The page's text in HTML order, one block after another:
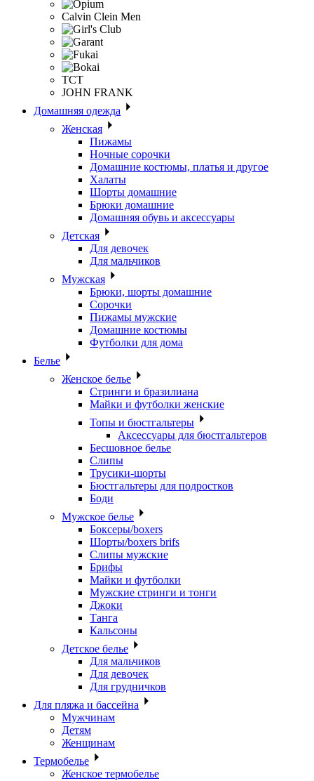
Calvin Clein Men
ТСТ
JOHN FRANK
Домашняя одежда
Женская
Пижамы
Ночные сорочки
Домашние костюмы, платья и другое
Халаты
Шорты домашние
Брюки домашние
Домашняя обувь и аксессуары
Детская
Для девочек
Для мальчиков
Мужская
Брюки, шорты домашние
Сорочки
Пижамы мужские
Домашние костюмы
Футболки для дома
Белье
Женское белье
Стринги и бразилиана
Майки и футболки женские
Топы и бюстгальтеры
Аксессуары для бюстгальтеров
Бесшовное белье
Слипы
Трусики-шорты
Бюстгальтеры для подростков
Боди
Мужское белье
Боксеры/boxers
Шорты/boxers brifs
Слипы мужские
Брифы
Майки и футболки
Мужские стринги и тонги
Джоки
Танга
Кальсоны
Детское белье
Для мальчиков
Для девочек
Для грудничков
Для пляжа и бассейна
Мужчинам
Детям
Женщинам
Термобелье
Женское термобелье